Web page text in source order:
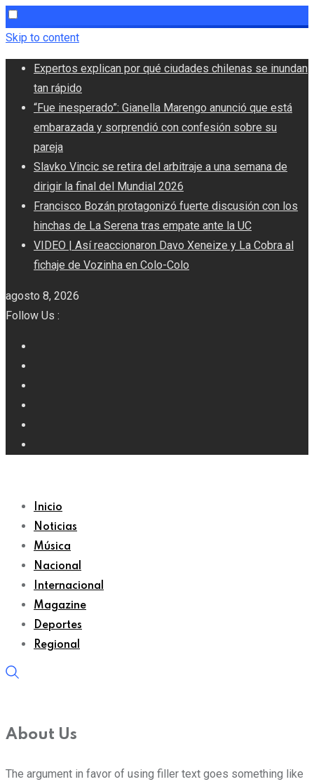
Skip to content
Expertos explican por qué ciudades chilenas se inundan
tan rápido
“Fue inesperado”: Gianella Marengo anunció que está
embarazada y sorprendió con confesión sobre su
pareja
Slavko Vincic se retira del arbitraje a una semana de
dirigir la final del Mundial 2026
Francisco Bozán protagonizó fuerte discusión con los
hinchas de La Serena tras empate ante la UC
VIDEO | Así reaccionaron Davo Xeneize y La Cobra al
fichaje de Vozinha en Colo-Colo
agosto 8, 2026
Follow Us :
Inicio
Noticias
Música
Nacional
Internacional
Magazine
Deportes
Regional
About Us
The argument in favor of using filler text goes something like